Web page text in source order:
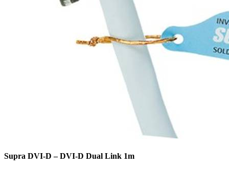
Supra DVI-D – DVI-D Dual Link 1m